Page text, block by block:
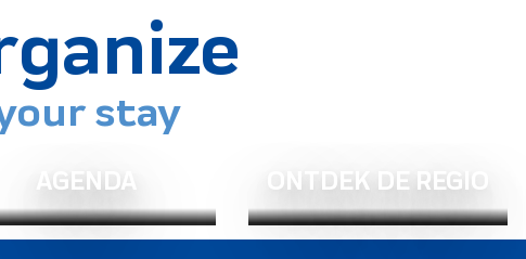
stay
AGENDA ONTDEK DE REGIO